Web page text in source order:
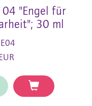
04 "Engel für
30 ml